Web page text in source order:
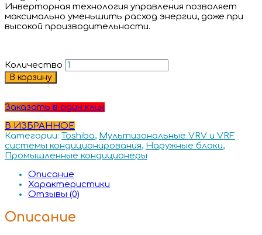
Инверторная технология управления позволяет
максимально уменьшить расход энергии, даже при
высокой производительности.
Количество
В корзину
Заказать в один клик
В ИЗБРАННОЕ
Категории: Toshiba, Мультизональные VRV и VRF
системы кондиционирования, Наружные блоки,
Промышленные кондиционеры
Описание
Характеристики
Отзывы (0)
Описание